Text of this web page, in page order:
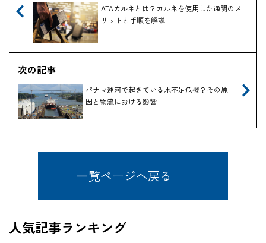
ATAカルネとは？カルネを使用した通関のメ
リットと手順を解説
次の記事
パナマ運河で起きている水不足危機？その原
因と物流における影響
一覧ページへ戻る
人気記事ランキング